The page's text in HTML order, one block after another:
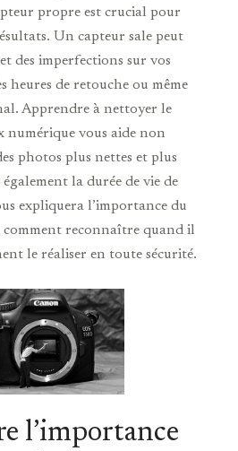
propre est crucial pour
Un capteur sale peut
des imperfections sur vos
heures de retouche ou même
Apprendre à nettoyer le
numérique vous aide non
photos plus nettes et plus
la durée de vie de
expliquera l’importance du
comment reconnaître quand il
le réaliser en toute sécurité.
l’importance